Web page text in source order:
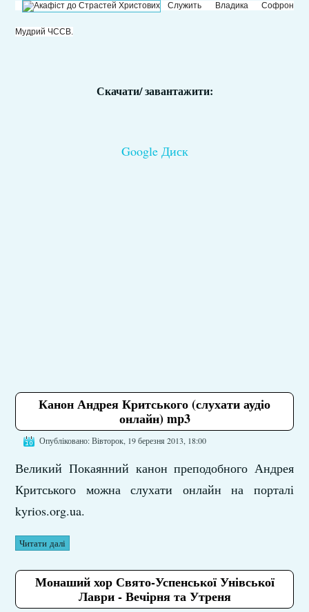
Служить Владика Софрон
Мудрий ЧССВ.
Скачати/ завантажити:
Google Диск
Канон Андрея Критського (слухати аудіо
онлайн) mp3
Опубліковано: Вівторок, 19 березня 2013, 18:00
Великий Покаянний канон преподобного Андрея
Критського можна слухати онлайн на порталі
kyrios.org.ua.
Читати далі
Монаший хор Свято-Успенської Унівської
Лаври - Вечірня та Утреня